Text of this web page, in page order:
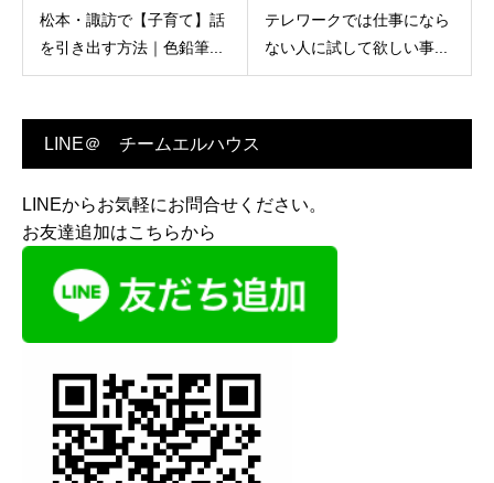
松本・諏訪で【子育て】話
を引き出す方法｜色鉛筆...
テレワークでは仕事になら
ない人に試して欲しい事...
LINE＠ チームエルハウス
LINEからお気軽にお問合せください。
お友達追加はこちらから